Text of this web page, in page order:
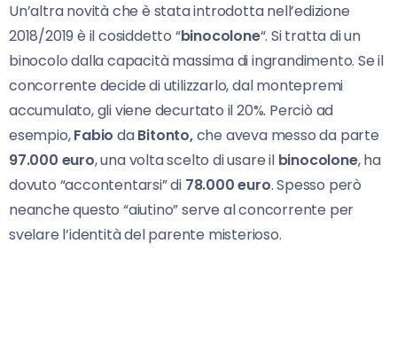
Un’altra novità che è stata introdotta nell’edizione
2018/2019 è il cosiddetto “binocolone“. Si tratta di un
binocolo dalla capacità massima di ingrandimento. Se il
concorrente decide di utilizzarlo, dal montepremi
accumulato, gli viene decurtato il 20%. Perciò ad
esempio,Fabio daBitonto,che aveva messo da parte
97.000 euro, una volta scelto di usare il binocolone, ha
dovuto “accontentarsi” di 78.000 euro. Spesso però
neanche questo “aiutino” serve al concorrente per
svelare l’identità del parente misterioso.